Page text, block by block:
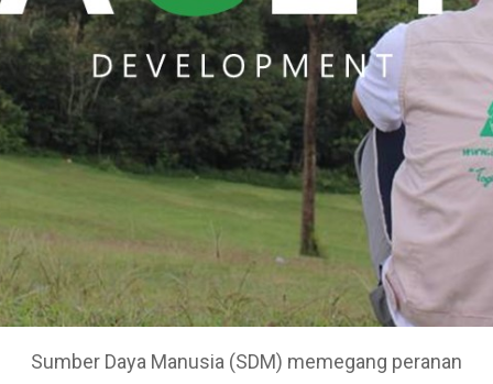
Sumber Daya Manusia (SDM) memegang peranan